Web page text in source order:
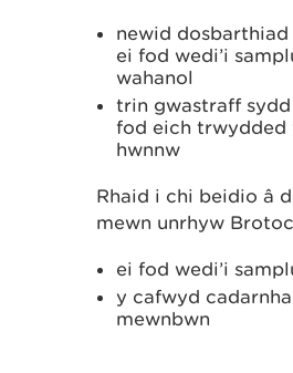
newid
ei fod wedi’i
wahanol
trin gwastraff sydd
fod eich trwydded
hwnnw
Rhaid i chi beidio â
mewn unrhyw
ei fod wedi’i
y cafwyd
mewnbwn